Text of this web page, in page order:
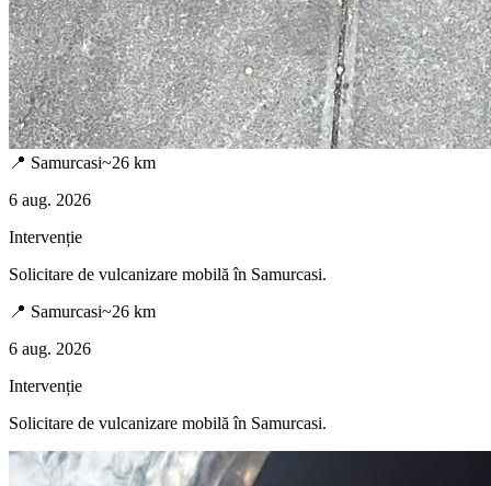
📍 Samurcasi~26 km
6 aug. 2026
Intervenție
Solicitare de vulcanizare mobilă în Samurcasi.
📍 Samurcasi~26 km
6 aug. 2026
Intervenție
Solicitare de vulcanizare mobilă în Samurcasi.